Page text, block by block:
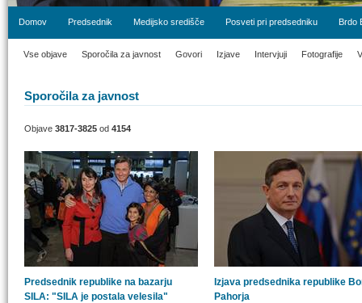
Domov Predsednik Medijsko središče Posveti pri predsedniku Brdo
Vse objave Sporočila za javnost Govori Izjave Intervjuji Fotografije
Sporočila za javnost
Objave 3817-3825 od 4154
Predsednik republike na bazarju
SILA: "SILA je postala velesila"
Izjava predsednika republike
Pahorja